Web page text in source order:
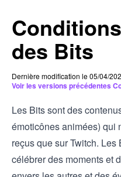
des Bits
Dernière modification le 05/04/
Voir les versions précédentes
Les Bits sont des
émoticônes animées) qui
reçus que sur Twitch.
célébrer des moments et